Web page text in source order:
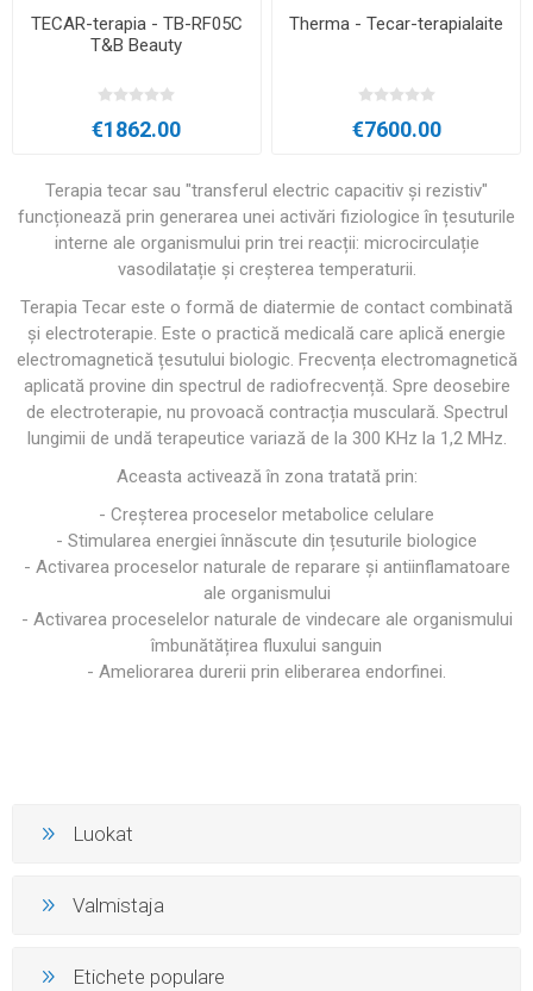
Terapia tecar sau "transferul electric capacitiv și rezistiv"
funcționează prin generarea unei activări fiziologice în țesuturile
interne ale organismului prin trei reacții: microcirculație
vasodilatație și creșterea temperaturii.
Terapia Tecar este o formă de diatermie de contact combinată
și electroterapie. Este o practică medicală care aplică energie
electromagnetică țesutului biologic. Frecvența electromagnetică
aplicată provine din spectrul de radiofrecvență. Spre deosebire
de electroterapie, nu provoacă contracția musculară. Spectrul
lungimii de undă terapeutice variază de la 300 KHz la 1,2 MHz.
Aceasta activează în zona tratată prin:
- Creșterea proceselor metabolice celulare
- Stimularea energiei înnăscute din țesuturile biologice
- Activarea proceselor naturale de reparare și antiinflamatoare
ale organismului
- Activarea proceselelor naturale de vindecare ale organismului
îmbunătățirea fluxului sanguin
- Ameliorarea durerii prin eliberarea endorfinei.
TECAR-terapia - TB-RF05C
T&B Beauty
€1862.00
Therma - Tecar-terapialaite
€7600.00
Luokat
Valmistaja
Etichete populare